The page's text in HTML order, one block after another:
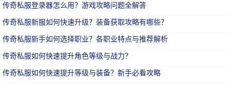
传奇私服登录器怎么用？游戏攻略问题全解答
传奇私服新服如何快速升级？装备获取攻略有哪些？
传奇私服新手如何选择职业？各职业特点与推荐解析
传奇私服如何快速提升角色等级与战力？
传奇私服如何快速提升等级与装备？新手必看攻略